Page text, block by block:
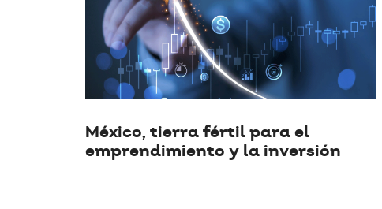
México, tierra fértil para el
emprendimiento y la inversión